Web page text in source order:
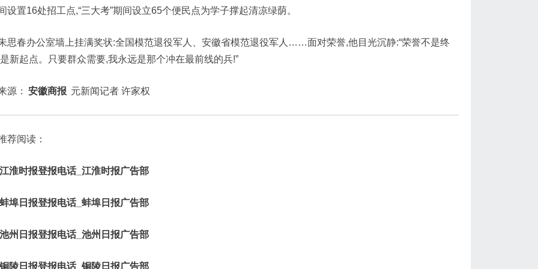
设置16处招工点,“三大考”期间设立65个便民点为学子撑起清凉绿荫。
思春办公室墙上挂满奖状:全国模范退役军人、安徽省模范退役军人……面对荣誉,他目光沉静:“荣誉不是终
新起点。只要群众需要,我永远是那个冲在最前线的兵!”
源： 安徽商报 元新闻记者 许家权
荐阅读：
江淮时报登报电话_江淮时报广告部
蚌埠日报登报电话_蚌埠日报广告部
池州日报登报电话_池州日报广告部
铜陵日报登报电话_铜陵日报广告部